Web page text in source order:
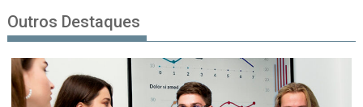
Outros Destaques